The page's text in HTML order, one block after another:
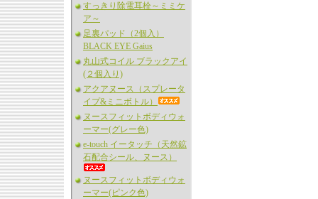
すっきり除電耳栓～ミミケ
ア～
足裏パッド（2個入）
BLACK EYE Gaius
丸山式コイル ブラックアイ
(２個入り)
アクアヌース（スプレータ
イプ&ミニボトル）
ヌースフィットボディウォ
ーマー(グレー色)
e-touch イータッチ（天然鉱
石配合シール、ヌース）
ヌースフィットボディウォ
ーマー(ピンク色)